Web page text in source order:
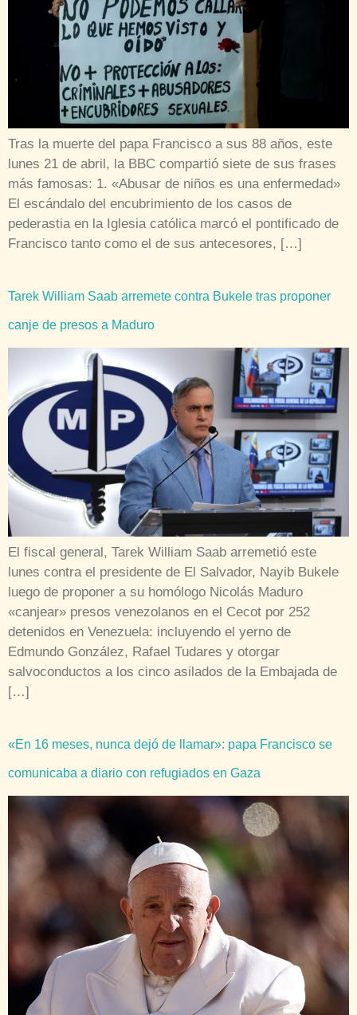
Tras la muerte del papa Francisco a sus 88 años, este
lunes 21 de abril, la BBC compartió siete de sus frases
más famosas: 1. «Abusar de niños es una enfermedad»
El escándalo del encubrimiento de los casos de
pederastia en la Iglesia católica marcó el pontificado de
Francisco tanto como el de sus antecesores, […]
Tarek William Saab arremete contra Bukele tras proponer
canje de presos a Maduro
El fiscal general, Tarek William Saab arremetió este
lunes contra el presidente de El Salvador, Nayib Bukele
luego de proponer a su homólogo Nicolás Maduro
«canjear» presos venezolanos en el Cecot por 252
detenidos en Venezuela: incluyendo el yerno de
Edmundo González, Rafael Tudares y otorgar
salvoconductos a los cinco asilados de la Embajada de
[…]
«En 16 meses, nunca dejó de llamar»: papa Francisco se
comunicaba a diario con refugiados en Gaza